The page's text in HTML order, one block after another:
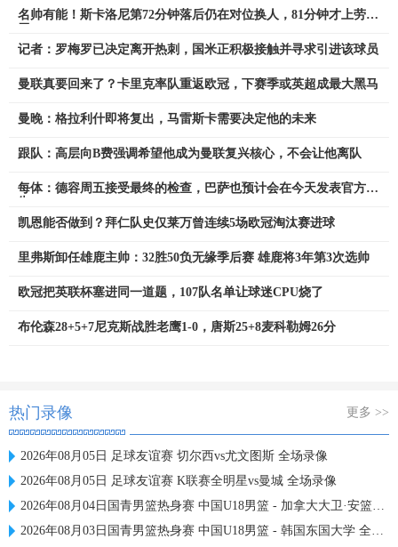
名帅有能！斯卡洛尼第72分钟落后仍在对位换人，81分钟才上劳塔
记者：罗梅罗已决定离开热刺，国米正积极接触并寻求引进该球员
曼联真要回来了？卡里克率队重返欧冠，下赛季或英超成最大黑马
曼晚：格拉利什即将复出，马雷斯卡需要决定他的未来
跟队：高层向B费强调希望他成为曼联复兴核心，不会让他离队
每体：德容周五接受最终的检查，巴萨也预计会在今天发表官方通
凯恩能否做到？拜仁队史仅莱万曾连续5场欧冠淘汰赛进球
里弗斯卸任雄鹿主帅：32胜50负无缘季后赛 雄鹿将3年第3次选帅
欧冠把英联杯塞进同一道题，107队名单让球迷CPU烧了
布伦森28+5+7尼克斯战胜老鹰1-0，唐斯25+8麦科勒姆26分
热门录像 更多 >>
2026年08月05日 足球友谊赛 切尔西vs尤文图斯 全场录像
2026年08月05日 足球友谊赛 K联赛全明星vs曼城 全场录像
2026年08月04日国青男篮热身赛 中国U18男篮 - 加拿大大卫·安篮球学院 全场录像
2026年08月03日国青男篮热身赛 中国U18男篮 - 韩国东国大学 全场录像